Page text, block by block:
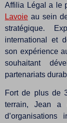
Affilia Légal a le
Lavoie au sein
stratégique.
international et
son expérience
souhaitant
partenariats
Fort de plus de
terrain, Jean a
d’organisations